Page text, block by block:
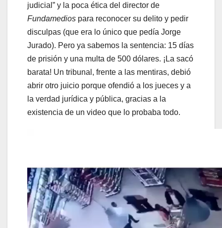
judicial” y la poca ética del director de
Fundamedios para reconocer su delito y pedir
disculpas (que era lo único que pedía Jorge
Jurado). Pero ya sabemos la sentencia: 15 días
de prisión y una multa de 500 dólares. ¡La sacó
barata! Un tribunal, frente a las mentiras, debió
abrir otro juicio porque ofendió a los jueces y a
la verdad jurídica y pública, gracias a la
existencia de un video que lo probaba todo.